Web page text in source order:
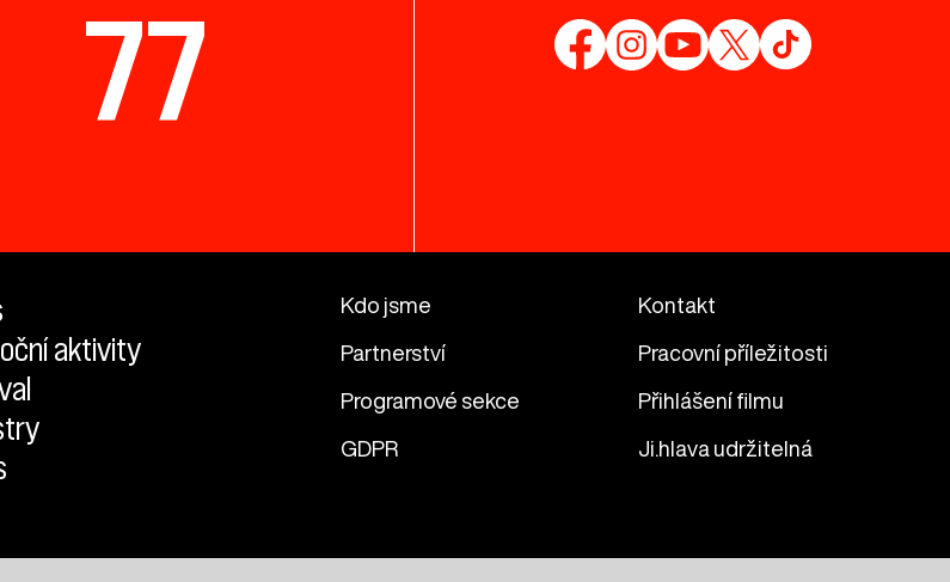
77
aktivity
Kdo jsme Kontakt
Partnerství Pracovní příležitosti
Programové sekce Přihlášení filmu
GDPR Ji.hlava udržitelná